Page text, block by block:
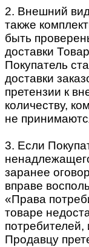
2. Внешний
также
быть
доставки
Покупатель
доставки
претензии к
количеству,
не
3. Если
заранее
вправе
«Права
товаре
потребителей,
Продавцу